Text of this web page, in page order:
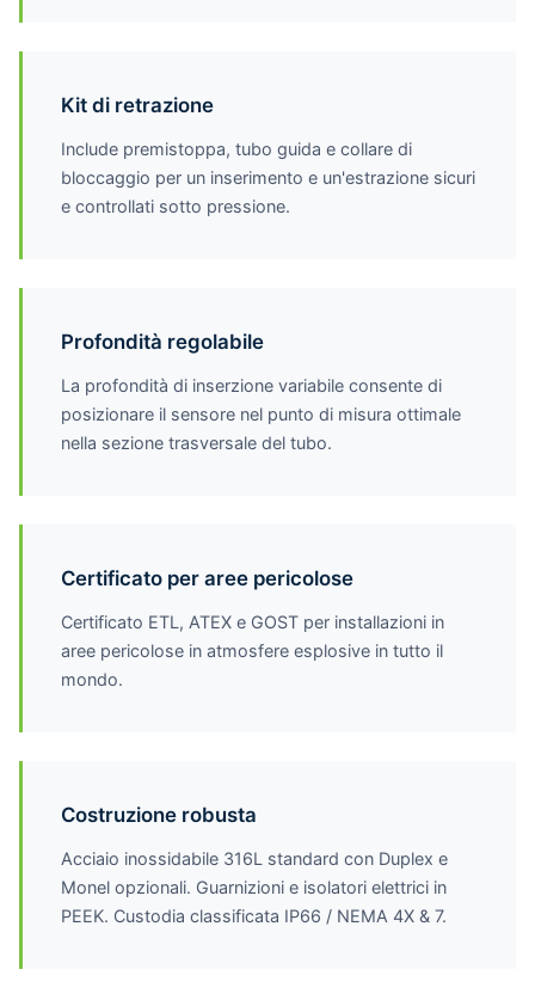
Kit di retrazione
Include premistoppa, tubo guida e collare di
bloccaggio per un inserimento e un'estrazione sicuri
e controllati sotto pressione.
Profondità regolabile
La profondità di inserzione variabile consente di
posizionare il sensore nel punto di misura ottimale
nella sezione trasversale del tubo.
Certificato per aree pericolose
Certificato ETL, ATEX e GOST per installazioni in
aree pericolose in atmosfere esplosive in tutto il
mondo.
Costruzione robusta
Acciaio inossidabile 316L standard con Duplex e
Monel opzionali. Guarnizioni e isolatori elettrici in
PEEK. Custodia classificata IP66 / NEMA 4X & 7.